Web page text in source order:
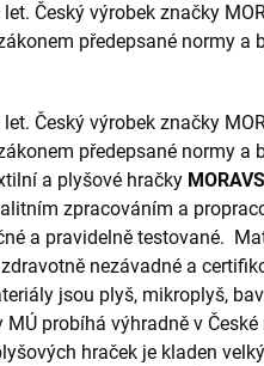
Český výrobek značky
předepsané normy a
Český výrobek značky
předepsané normy a
a plyšové hračky
zpracováním a
a pravidelně testované.
nezávadné a
jsou plyš, mikroplyš,
probíhá výhradně v
hraček je kladen